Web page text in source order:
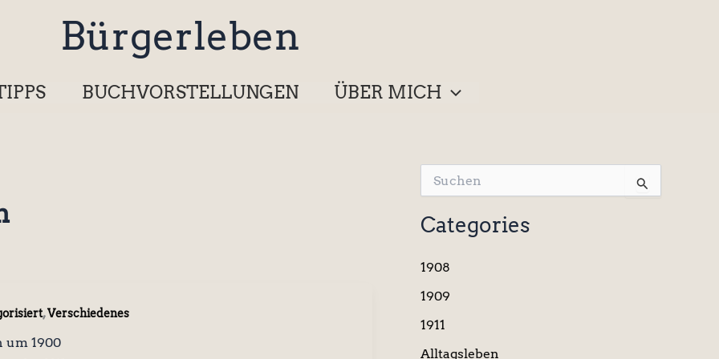
Bürgerleben
BUCHVORSTELLUNGEN ÜBER MICH
,Verschiedenes
um 1900
u
c
h
n
a
h
Categories
1908
1909
1911
Alltagsleben